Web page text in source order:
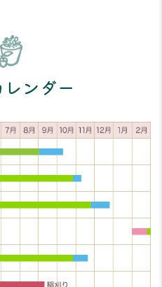
レンダー